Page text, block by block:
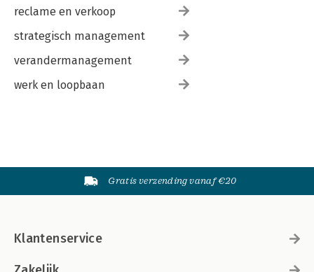
reclame en verkoop
strategisch management
verandermanagement
werk en loopbaan
Gratis verzending vanaf €20
Klantenservice